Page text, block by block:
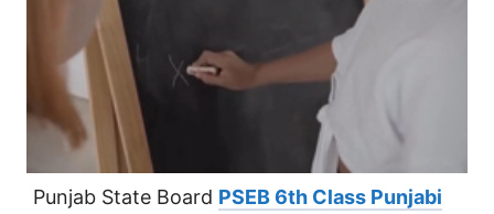
Punjab State Board PSEB 6th Class Punjabi